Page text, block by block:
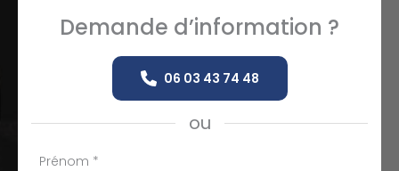
Demande d’information ?
06 03 43 74 48
ou
Formulaire
Prénom *